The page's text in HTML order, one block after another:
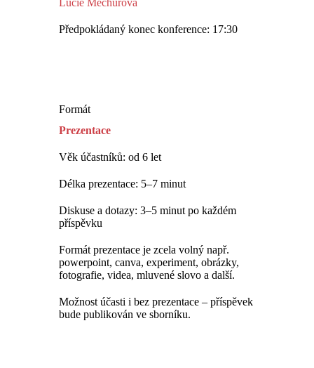
Lucie Měchurová
Předpokládaný konec konference: 17:30
Formát
Prezentace
Věk účastníků: od 6 let
Délka prezentace: 5–7 minut
Diskuse a dotazy: 3–5 minut po každém
příspěvku
Formát prezentace je zcela volný např.
powerpoint, canva, experiment, obrázky,
fotografie, videa, mluvené slovo a další.
Možnost účasti i bez prezentace – příspěvek
bude publikován ve sborníku.